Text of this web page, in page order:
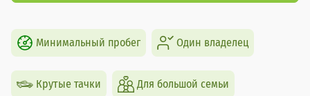
Минимальный пробег Один владелец
Крутые тачки Для большой семьи